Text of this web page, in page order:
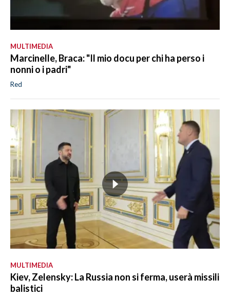
MULTIMEDIA
Marcinelle, Braca: "Il mio docu per chi ha perso i
nonni o i padri"
Red
MULTIMEDIA
Kiev, Zelensky: La Russia non si ferma, userà missili
balistici